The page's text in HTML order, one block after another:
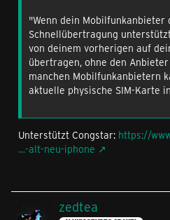
"Wenn dein Mobilfunkanbieter
Schnellübertragung
von deinem vorherigen auf
übertragen, ohne den
manchen Mobilfunkanbietern
aktuelle physische SIM-Karte
Unterstützt Congstar: https://
…-alt-neu-iphone
zedtea